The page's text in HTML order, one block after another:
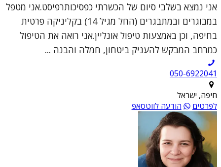
אני נמצא בשלבי סיום של הכשרתי כפסיכותרפיסט.אני מטפל
במבוגרים ובמתבגרים (החל מגיל 14) בקליניקה פרטית
בחיפה, וכן באמצעות טיפול אונליין.אני רואה את הטיפול
כמרחב המבקש להעניק ביטחון, חמלה והבנה ...
050-6922041
חיפה, ישראל
לפרטים
הודעה לווטסאפ